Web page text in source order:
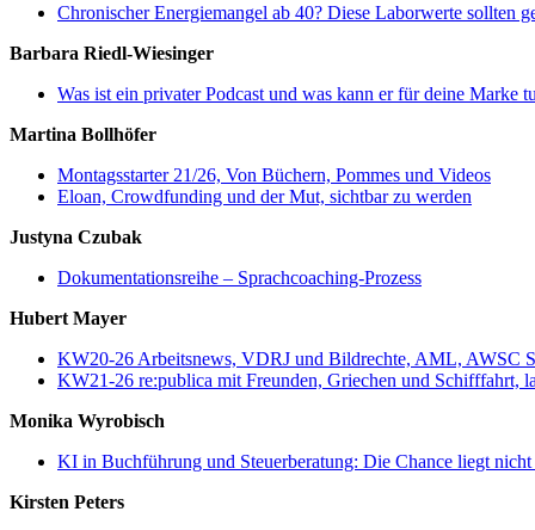
Chronischer Energiemangel ab 40? Diese Laborwerte sollten
Barbara Riedl-Wiesinger
Was ist ein privater Podcast und was kann er für deine Marke
Martina Bollhöfer
Montagsstarter 21/26, Von Büchern, Pommes und Videos
Eloan, Crowdfunding und der Mut, sichtbar zu werden
Justyna Czubak
Dokumentationsreihe – Sprachcoaching-Prozess
Hubert Mayer
KW20-26 Arbeitsnews, VDRJ und Bildrechte, AML, AWSC
KW21-26 re:publica mit Freunden, Griechen und Schifffahrt,
Monika Wyrobisch
KI in Buchführung und Steuerberatung: Die Chance liegt
Kirsten Peters